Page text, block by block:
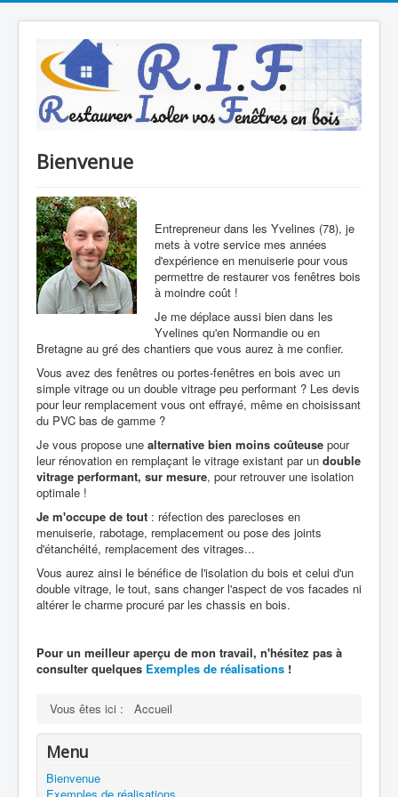
Bienvenue
Entrepreneur dans les Yvelines (78), je
mets à votre service mes années
d'expérience en menuiserie pour vous
permettre de restaurer vos fenêtres bois
à moindre coût !
Je me déplace aussi bien dans les
Yvelines qu'en Normandie ou en
Bretagne au gré des chantiers que vous aurez à me confier.
Vous avez des fenêtres ou portes-fenêtres en bois avec un
simple vitrage ou un double vitrage peu performant ? Les devis
pour leur remplacement vous ont effrayé, même en choisissant
du PVC bas de gamme ?
Je vous propose une alternative bien moins coûteuse pour
leur rénovation en remplaçant le vitrage existant par un double
vitrage performant, sur mesure, pour retrouver une isolation
optimale !
Je m'occupe de tout : réfection des parecloses en
menuiserie, rabotage, remplacement ou pose des joints
d'étanchéité, remplacement des vitrages...
Vous aurez ainsi le bénéfice de l'isolation du bois et celui d'un
double vitrage, le tout, sans changer l'aspect de vos facades ni
altérer le charme procuré par les chassis en bois.
Pour un meilleur aperçu de mon travail, n'hésitez pas à
consulter quelques Exemples de réalisations !
Vous êtes ici : Accueil
Menu
Bienvenue